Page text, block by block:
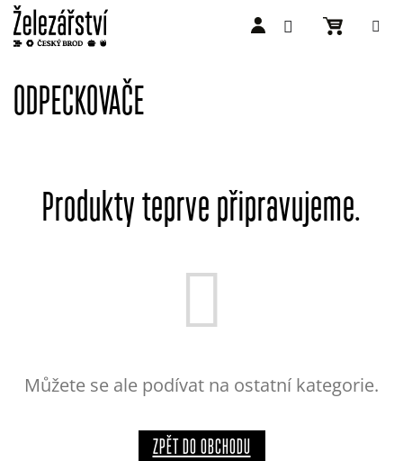
obsah
ODPECKOVAČE
Produkty teprve připravujeme.
Můžete se ale podívat na ostatní kategorie.
ZPĚT DO OBCHODU